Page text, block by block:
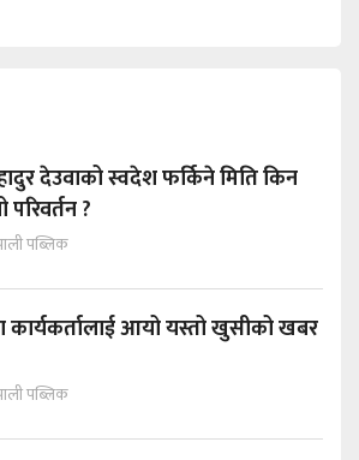
देउवाको स्वदेश फर्किने मिति किन
परिवर्तन ?
पब्लिक
कार्यकर्तालाई आयो यस्तो खुसीको खबर
पब्लिक